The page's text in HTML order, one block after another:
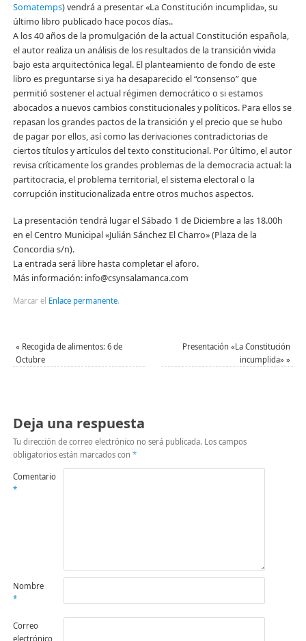
Somatemps) vendrá a presentar «La Constitución incumplida», su
último libro publicado hace pocos días..
A los 40 años de la promulgación de la actual Constitución española,
el autor realiza un análisis de los resultados de la transición vivida
bajo esta arquitectónica legal. El planteamiento de fondo de este
libro es preguntarse si ya ha desaparecido el “consenso” que
permitió sostener el actual régimen democrático o si estamos
abocados a nuevos cambios constitucionales y políticos. Para ellos se
repasan los grandes pactos de la transición y el precio que se hubo
de pagar por ellos, así como las derivaciones contradictorias de
ciertos títulos y artículos del texto constitucional. Por último, el autor
revisa críticamente los grandes problemas de la democracia actual: la
partitocracia, el problema territorial, el sistema electoral o la
corrupción institucionalizada entre otros muchos aspectos.
La presentación tendrá lugar el Sábado 1 de Diciembre a las 18.00h
en el Centro Municipal «Julián Sánchez El Charro» (Plaza de la
Concordia s/n).
La entrada será libre hasta completar el aforo.
Más información: info@csynsalamanca.com
Marcar el Enlace permanente.
« Recogida de alimentos: 6 de
Octubre
Presentación «La Constitución
incumplida»»
Deja una respuesta
Tu dirección de correo electrónico no será publicada. Los campos
obligatorios están marcados con *
Comentario
*
Nombre
*
Correo
electrónico